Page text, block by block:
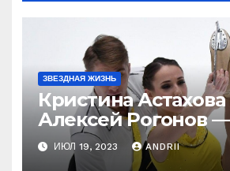
ЗВЕЗДНАЯ ЖИЗНЬ
Кристина Астахова
Алексей Рогонов
ради неё, а зря! Как
непредсказуема
ИЮЛ 19, 2023 ANDRII